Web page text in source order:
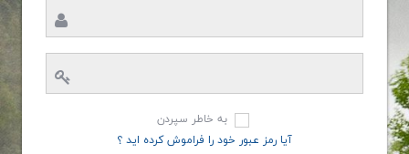
به خاطر سپردن
آیا رمز عبور خود را فراموش کرده اید ؟